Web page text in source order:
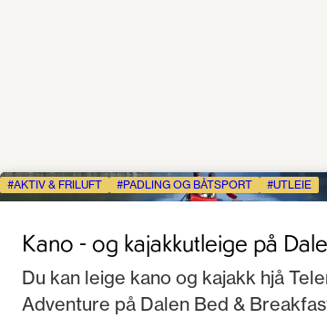
AKTIV & FRILUFT PADLING OG BÅTSPORT UTLEIE
Kano - og kajakkutleige på
Du kan leige kano og kajakk hjå
Adventure på Dalen Bed &